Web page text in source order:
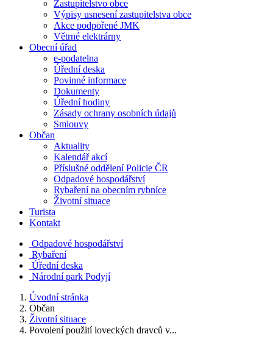
Zastupitelstvo obce
Výpisy usnesení zastupitelstva obce
Akce podpořené JMK
Větrné elektrárny
Obecní úřad
e-podatelna
Úřední deska
Povinné informace
Dokumenty
Úřední hodiny
Zásady ochrany osobních údajů
Smlouvy
Občan
Aktuality
Kalendář akcí
Příslušné oddělení Policie ČR
Odpadové hospodářství
Rybaření na obecním rybníce
Životní situace
Turista
Kontakt
Odpadové hospodářství
Rybaření
Úřední deska
Národní park Podyjí
Úvodní stránka
Občan
Životní situace
Povolení použití loveckých dravců v...